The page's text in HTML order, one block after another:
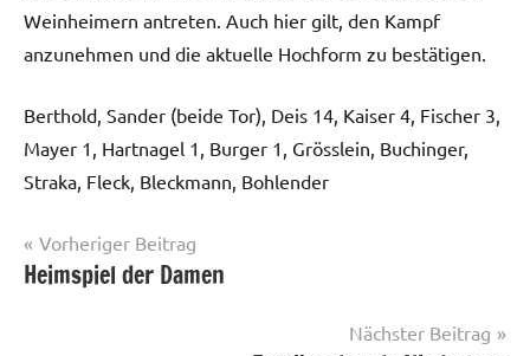
Weinheimern antreten. Auch hier gilt, den Kampf
anzunehmen und die aktuelle Hochform zu bestätigen.
Berthold, Sander (beide Tor), Deis 14, Kaiser 4, Fischer 3,
Mayer 1, Hartnagel 1, Burger 1, Grösslein, Buchinger,
Straka, Fleck, Bleckmann, Bohlender
Herren
Beitrags-
Navigation
Vorheriger Beitrag
Heimspiel der Damen
Nächster Beitrag